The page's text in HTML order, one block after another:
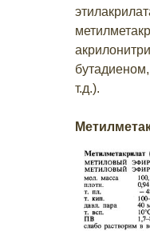
т.д.).